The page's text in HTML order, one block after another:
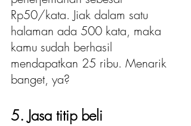
Rp50/kata. Jiak dalam satu
halaman ada 500 kata, maka
kamu sudah berhasil
mendapatkan 25 ribu. Menarik
banget, ya?
5. Jasa titip beli